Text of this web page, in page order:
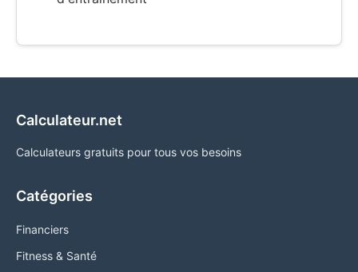
Calculateur.net
Calculateurs gratuits pour tous vos besoins
Catégories
Financiers
Fitness & Santé